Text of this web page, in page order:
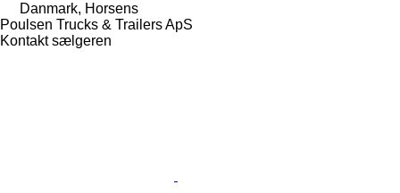
Danmark, Horsens
Poulsen Trucks & Trailers ApS
Kontakt sælgeren